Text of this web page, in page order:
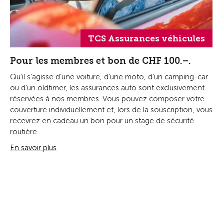
TCS Assurances véhicules
Pour les membres et bon de CHF 100.–.
Qu’il s’agisse d’une voiture, d’une moto, d’un camping-car
ou d’un oldtimer, les assurances auto sont exclusivement
réservées à nos membres. Vous pouvez composer votre
couverture individuellement et, lors de la souscription, vous
recevrez en cadeau un bon pour un stage de sécurité
routière.
En savoir plus